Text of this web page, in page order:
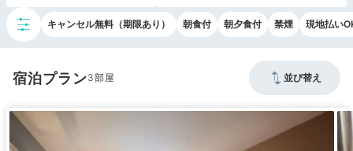
キャンセル無料（期限あり） 朝食付 朝夕食付 禁煙 現地払い
宿泊プラン3 並び替え